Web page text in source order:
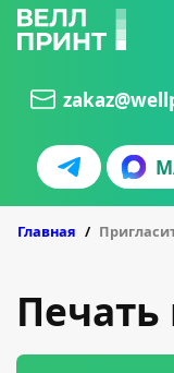
Главная